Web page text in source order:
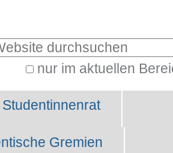
nur im aktuellen
Studentinnenrat
Gremien